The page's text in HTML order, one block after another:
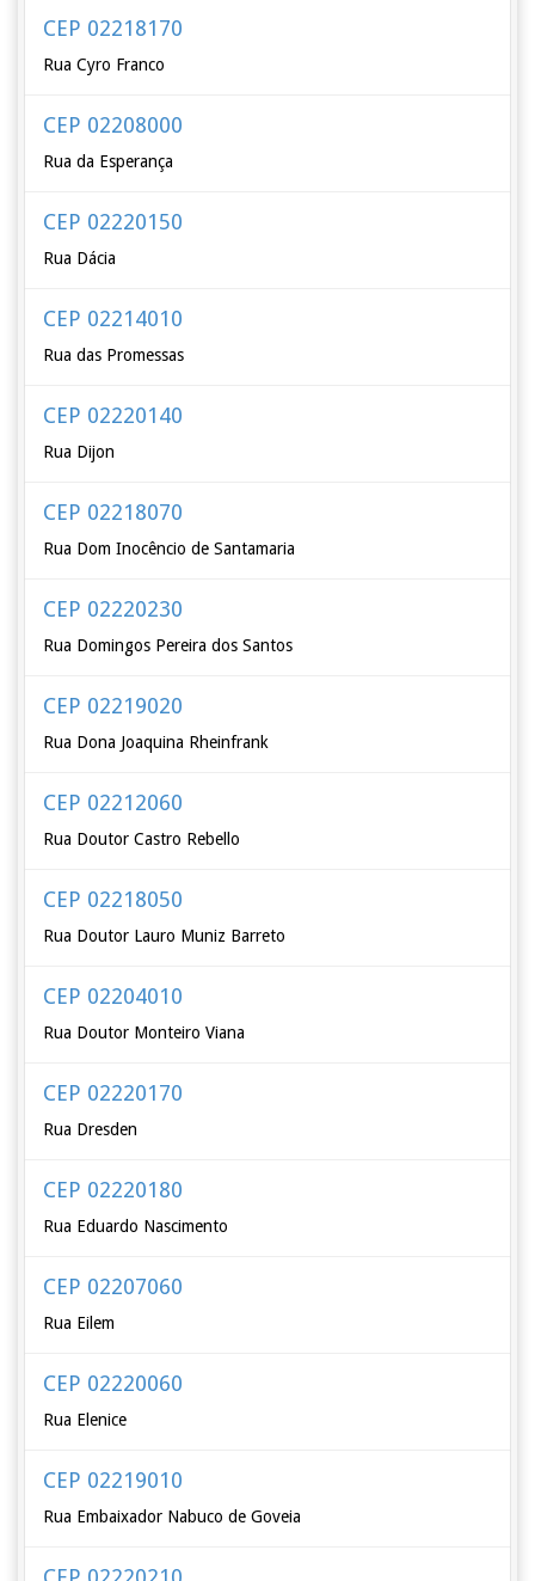
CEP 02218170
Rua Cyro Franco
CEP 02208000
Rua da Esperança
CEP 02220150
Rua Dácia
CEP 02214010
Rua das Promessas
CEP 02220140
Rua Dijon
CEP 02218070
Rua Dom Inocêncio de Santamaria
CEP 02220230
Rua Domingos Pereira dos Santos
CEP 02219020
Rua Dona Joaquina Rheinfrank
CEP 02212060
Rua Doutor Castro Rebello
CEP 02218050
Rua Doutor Lauro Muniz Barreto
CEP 02204010
Rua Doutor Monteiro Viana
CEP 02220170
Rua Dresden
CEP 02220180
Rua Eduardo Nascimento
CEP 02207060
Rua Eilem
CEP 02220060
Rua Elenice
CEP 02219010
Rua Embaixador Nabuco de Goveia